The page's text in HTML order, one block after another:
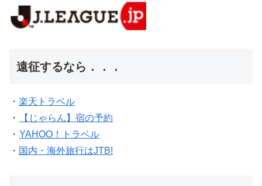
遠征するなら．．．
・ 楽天トラベル
・
【じゃらん】宿の予約
・ YAHOO！トラベル
・ 国内・海外旅行はJTB!